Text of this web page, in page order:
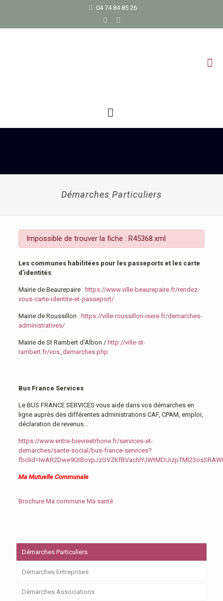
04 74 84 85 26
Démarches Particuliers
Impossible de trouver la fiche : R45368.xml
Les communes habilitées pour les passeports et les carte
d’identités
Mairie de Beaurepaire : https://www.ville-beaurepaire.fr/rendez-
vous-carte-identite-et-passeport/
Mairie de Roussillon : https://ville-roussillon-isere.fr/demarches-
administratives/
Mairie de St Rambert d’Albon / http://ville-st-
rambert.fr/vos_demarches.php
Bus France Services
Le BUS FRANCE SERVICES vous aide dans vos démarches en
ligne auprès des différentes administrations CAF, CPAM, emploi,
déclaration de revenus…
https://www.entre-bievreetrhone.fr/services-et-
demarches/sante-social/bus-france-services?
Ma Mutuelle Communale
Brochure Ma commune Ma santé
Démarches Particuliers
Démarches Entreprises
Démarches Associations